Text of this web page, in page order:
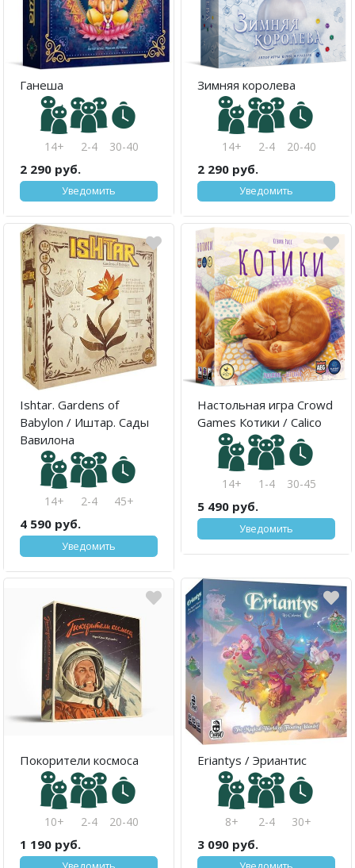
Ганеша
14+ 2-4 30-40
2 290 руб.
Уведомить
Зимняя королева
14+ 2-4 20-40
2 290 руб.
Уведомить
Ishtar. Gardens of
Babylon / Иштар. Сады
Вавилона
14+ 2-4 45+
4 590 руб.
Уведомить
Настольная игра Crowd
Games Котики / Calico
14+ 1-4 30-45
5 490 руб.
Уведомить
Покорители космоса
10+ 2-4 20-40
1 190 руб.
Eriantys / Эриантис
8+ 2-4 30+
3 090 руб.